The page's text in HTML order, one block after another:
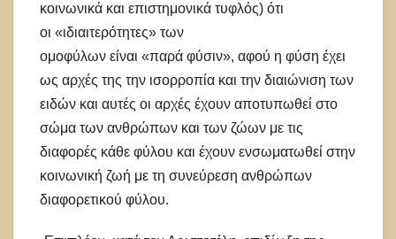
κοινωνικά και επιστημονικά τυφλός) ότι
οι «ιδιαιτερότητες» των
ομοφύλων είναι «παρά φύσιν», αφού η φύση έχει
ως αρχές της την ισορροπία και την διαιώνιση των
ειδών και αυτές οι αρχές έχουν αποτυπωθεί στο
σώμα των ανθρώπων και των ζώων με τις
διαφορές κάθε φύλου και έχουν ενσωματωθεί στην
κοινωνική ζωή με τη συνεύρεση ανθρώπων
διαφορετικού φύλου.